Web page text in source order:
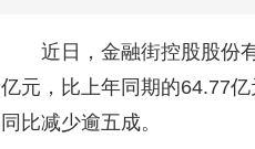
近日，金融街控股股份
亿元，比上年同期的64.77
同比减少逾五成。